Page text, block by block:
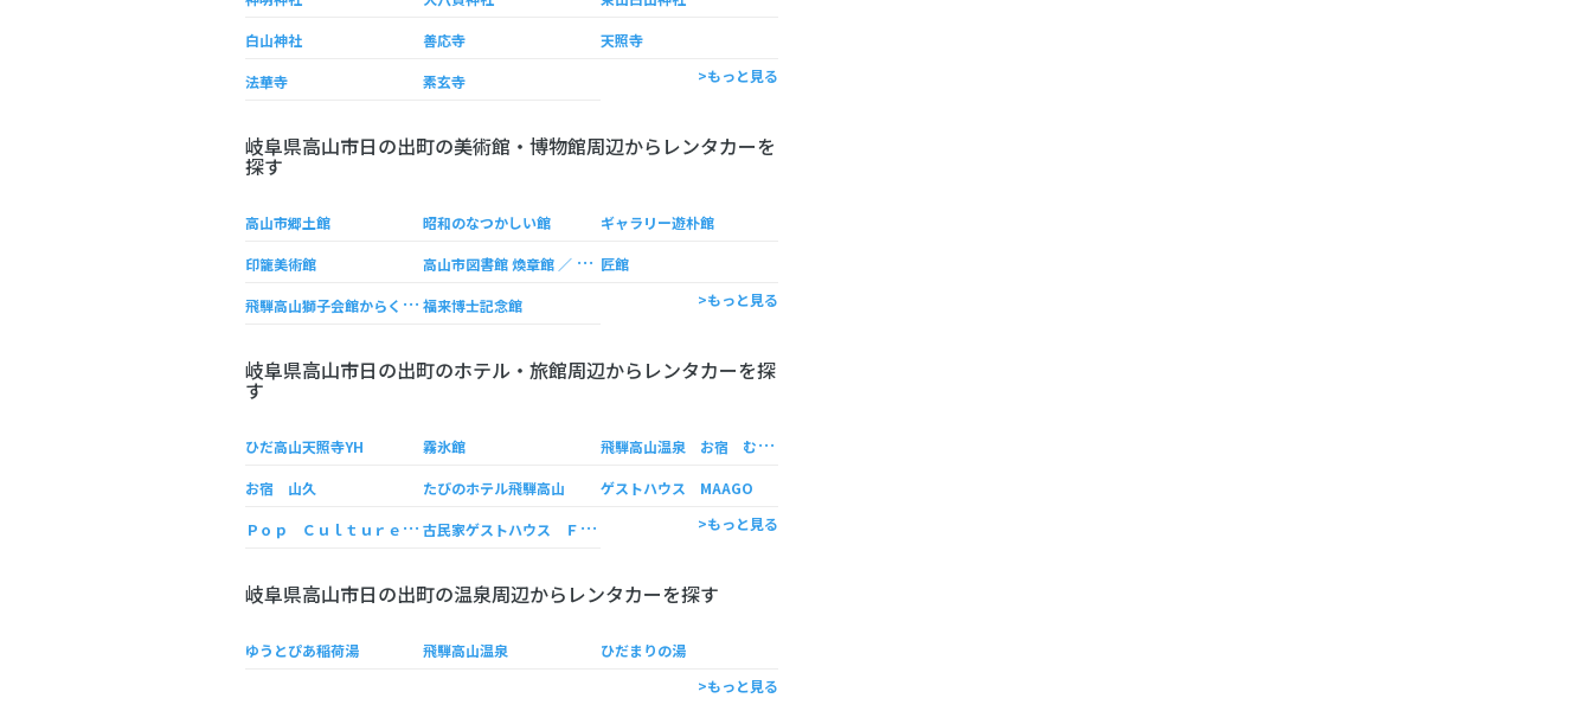
白山神社 善応寺 天照寺
法華寺 素玄寺 >もっと見る
岐阜県高山市日の出町の美術館・博物館周辺からレンタカーを
探す
高山市郷土館 昭和のなつかしい館 ギャラリー遊朴館
印籠美術館 高
山市図書館 煥章館 ／ 高山市近代文学館 匠館
飛
騨高山獅子会館からくりミュージアム 福来博士記念館 >もっと見る
岐阜県高山市日の出町のホテル・旅館周辺からレンタカーを探
す
ひだ高山天照寺YH 霧氷館 飛
騨高山温泉 お宿 むひょうかん＜霧氷館＞
お宿 山久 たびのホテル飛騨高山 ゲストハウス MAAGO
Ｐ
ｏｐ Ｃｕｌｔｕｒｅ Ｈｏｕｓｅ 古
民家ゲストハウス Ｆｕｊｉ Ｈｏｕｓｅ 飛騨高山 >もっと見る
岐阜県高山市日の出町の温泉周辺からレンタカーを探す
ゆうとぴあ稲荷湯 飛騨高山温泉
ひだまりの湯
>もっと見る